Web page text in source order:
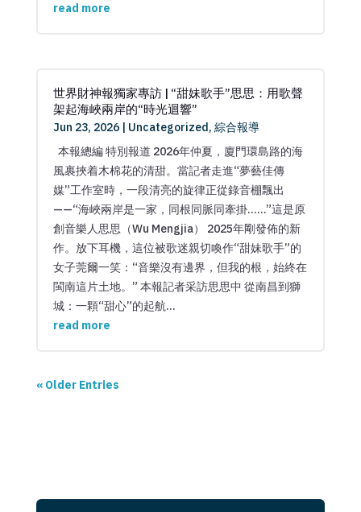
read more
世界財神報獨家專訪 | “甜妹歌手”思思：用歌聲
架起海峽兩岸的“時光迴響”
Jun 23, 2026| Uncategorized, 綜合報導
本報總編 特別報道 2026年仲夏，廈門環島路的海
風裹挾着木棉花的清甜。當記者走進“夢藝佳傳
媒”工作室時，一段清亮的旋律正從錄音棚飄出
——“海峽兩岸是一家，同根同脈同牽掛……”這是原
創音樂人思思（Wu Mengjia） 2025年剛發佈的新
作。放下耳機，這位被歌迷親切喚作“甜妹歌手”的
女子莞爾一笑：“音樂沒有邊界，但我的根，始終在
閩南這片土地。” 本報記者采訪思思中 從南昌到獅
城：一顆“甜心”的起航...
read more
« Older Entries